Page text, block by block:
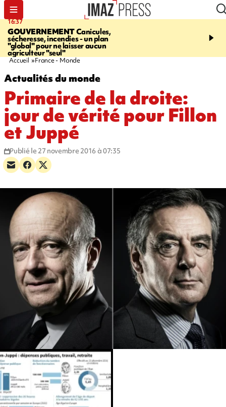
16:37
GOUVERNEMENTCanicules,
sécheresse, incendies - un plan
"global" pour ne laisser aucun
agriculteur "seul"
20:23
interpellé, coprs
Accueil France - Monde
Actualités du monde
Primaire de la droite:
jour de vérité pour Fillon
et Juppé
Publié le 27 novembre 2016 à 07:35